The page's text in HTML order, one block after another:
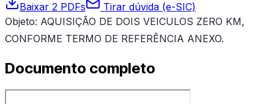
Baixar 2 PDFs
Tirar dúvida (e-SIC)
Objeto: AQUISIÇÃO DE DOIS VEICULOS ZERO KM,
CONFORME TERMO DE REFERÊNCIA ANEXO.
Documento completo